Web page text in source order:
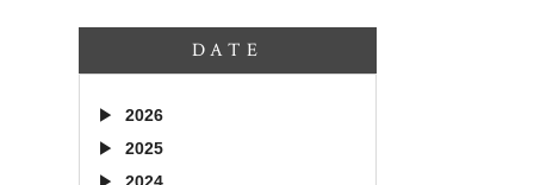
DATE
2026
2025